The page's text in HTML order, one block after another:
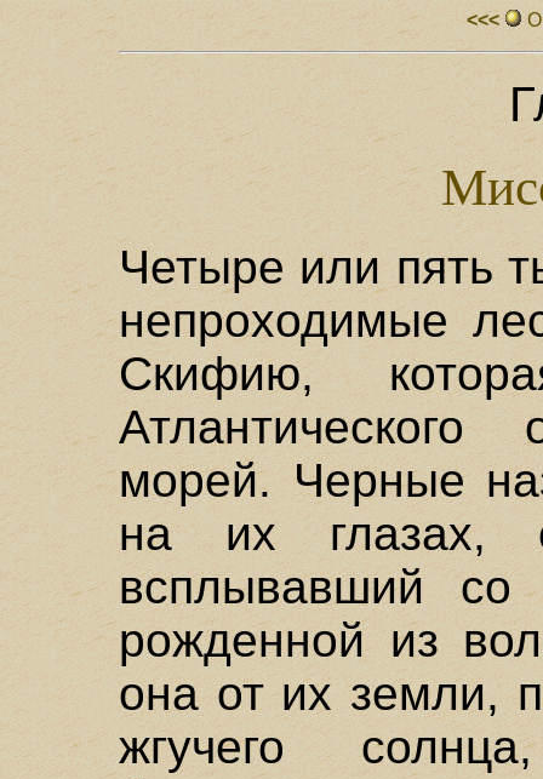
<<<
Четыре или пять
непроходимые
Скифию,
морей. Черные
на их глазах,
всплывавший
рожденной из
она от их земли,
жгучего